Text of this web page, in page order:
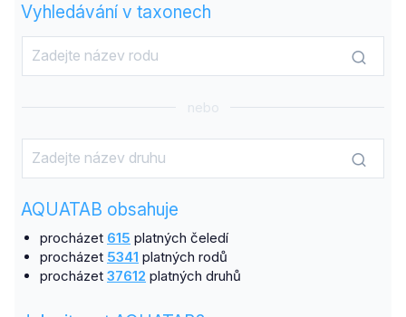
Vyhledávání v taxonech
nebo
AQUATAB obsahuje
procházet 615 platných čeledí
procházet 5341 platných rodů
procházet 37612 platných druhů